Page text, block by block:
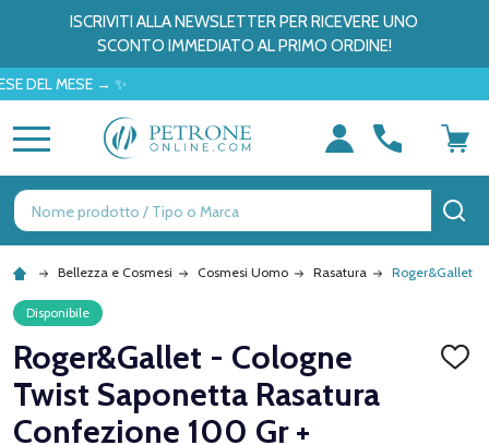
ISCRIVITI ALLA NEWSLETTER PER RICEVERE UNO
SCONTO IMMEDIATO AL PRIMO ORDINE!
MESE → ✨
Ricerca
Bellezza e Cosmesi Cosmesi Uomo Rasatura Roger&Gallet -
Disponibile
Roger&Gallet - Cologne
Twist Saponetta Rasatura
Confezione 100 Gr +